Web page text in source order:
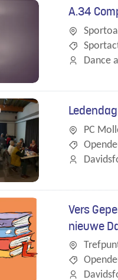
A.34
Dance
Ledendag
PC
Vers
nieuwe